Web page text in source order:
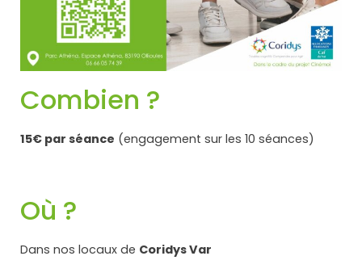
Combien ?
15€ par séance (engagement sur les 10 séances)
Où ?
Dans nos locaux de Coridys Var